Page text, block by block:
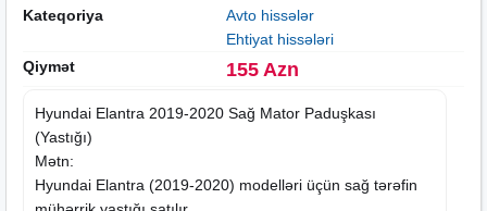
Kateqoriya
Avto hissələr
Ehtiyat hissələri
Qiymət
155 Azn
Hyundai Elantra 2019-2020 Sağ Mator Paduşkası
(Yastığı)
Mətn:
Hyundai Elantra (2019-2020) modelləri üçün sağ tərəfin